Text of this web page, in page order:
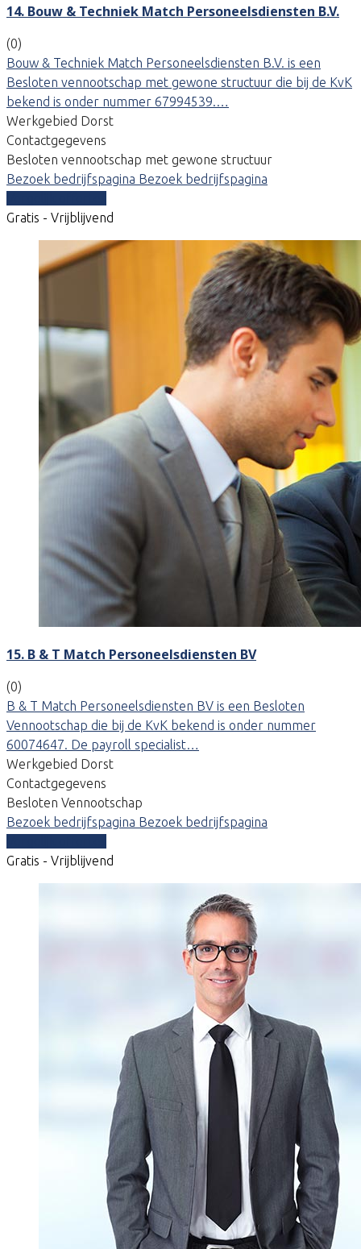
14. Bouw & Techniek Match Personeelsdiensten B.V.
(0)
Bouw & Techniek Match Personeelsdiensten B.V. is een
Besloten vennootschap met gewone structuur die bij de KvK
bekend is onder nummer 67994539.…
Werkgebied Dorst
Contactgegevens
Besloten vennootschap met gewone structuur
Bezoek bedrijfspagina Bezoek bedrijfspagina
Gratis - Vrijblijvend
15. B & T Match Personeelsdiensten BV
(0)
B & T Match Personeelsdiensten BV is een Besloten
Vennootschap die bij de KvK bekend is onder nummer
60074647. De payroll specialist…
Werkgebied Dorst
Contactgegevens
Besloten Vennootschap
Bezoek bedrijfspagina Bezoek bedrijfspagina
Gratis - Vrijblijvend